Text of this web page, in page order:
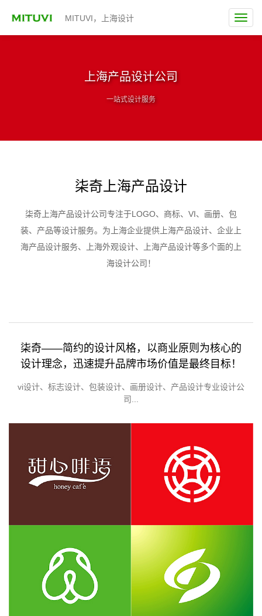
MITUVI，上海设计
上海产品设计公司
一站式设计服务
柒奇上海产品设计
柒奇上海产品设计公司专注于LOGO、商标、VI、画册、包
装、产品等设计服务。为上海企业提供上海产品设计、企业上
海产品设计服务、上海外观设计、上海产品设计等多个面的上
海设计公司！
柒奇——简约的设计风格，以商业原则为核心的
设计理念，迅速提升品牌市场价值是最终目标！
vi设计、标志设计、包装设计、画册设计、产品设计专业设计公
司...